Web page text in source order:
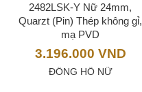
2482LSK-Y Nữ 24mm,
Quarzt (Pin) Thép không gỉ,
mạ PVD
3.196.000 VND
ĐỒNG HỒ NỮ